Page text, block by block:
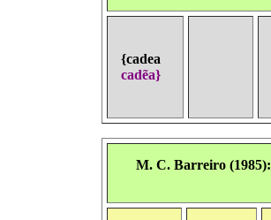
{cadea
cadẽa}
M. C. Barreiro (1985):